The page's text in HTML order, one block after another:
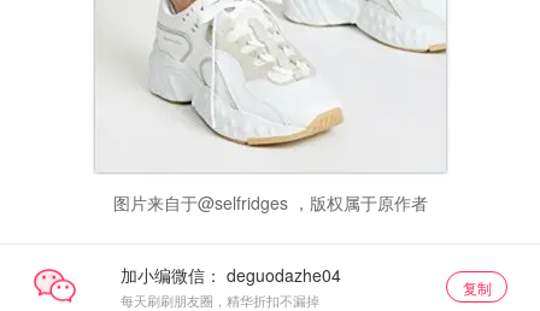
图片来自于@selfridges ，版权属于原作者
加小编微信：
每天刷刷朋友圈，精华折扣不漏掉
复制